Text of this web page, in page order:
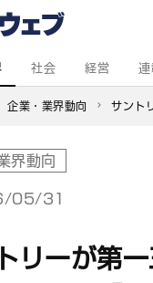
社会 経営 連
企業・業界動向 サント
界動向
05/31
リーが第